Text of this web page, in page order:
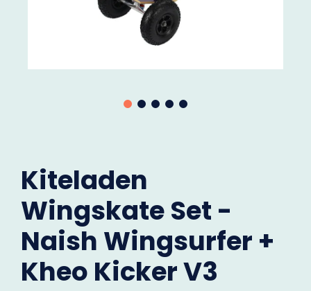
Kiteladen
Wingskate Set -
Naish Wingsurfer +
Kheo Kicker V3